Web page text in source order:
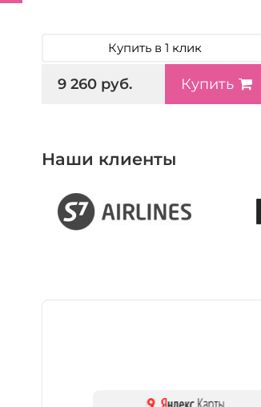
Купить в 1 клик
9 260 руб. Купить
Наши клиенты